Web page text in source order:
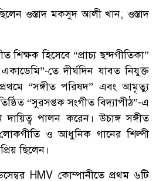
ওস্তাদ মকসুদ আলী খান, ওস্তাদ
শিক্ষক হিসেবে “প্রাচ্য ছন্দগীতিকা”
তে দীর্ঘদিন যাবত নিযুক্ত
“সঙ্গীত পরিষদ” এবং আমৃত্যু
“সুরসপ্তক সংগীত বিদ্যাপীঠ”-এ
দায়িত্ব পালন করেন। উচাঙ্গ সঙ্গীত
ও আধুনিক গানের শিল্পী
ছিলেন।
HMV কোম্পানীতে প্রথম ৬টি